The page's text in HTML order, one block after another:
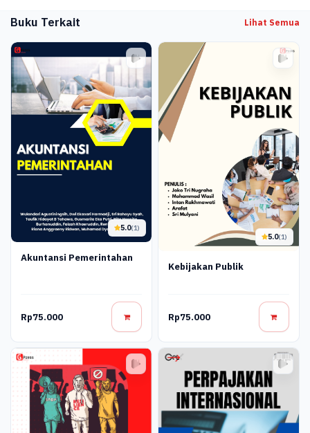
Buku Terkait Lihat Semua
5.0(1)
Akuntansi Pemerintahan
Rp75.000
5.0(1)
Kebijakan Publik
Rp75.000